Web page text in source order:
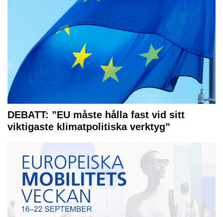
DEBATT: ”EU måste hålla fast vid sitt
viktigaste klimatpolitiska verktyg”